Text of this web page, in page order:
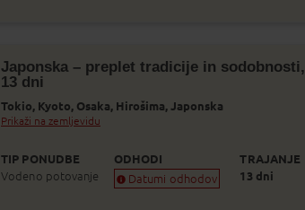
Japonska – preplet tradicije in sodobnosti,
13 dni
Tokio, Kyoto, Osaka, Hirošima, Japonska
Prikaži na zemljevidu
TIP PONUDBE
Vodeno potovanje
ODHODI
Datumi odhodov
TRAJANJE
13 dni